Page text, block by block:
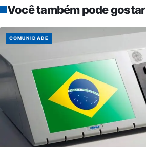
Você também pode gostar
COMUNIDADE